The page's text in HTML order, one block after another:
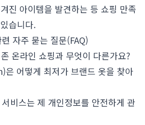
진 아이템을 발견하는 등 쇼핑 만족
습니다.
자주 묻는 질문(FAQ)
온라인 쇼핑과 무엇이 다른가요?
은 어떻게 최저가 브랜드 옷을 찾아
비스는 제 개인정보를 안전하게 관